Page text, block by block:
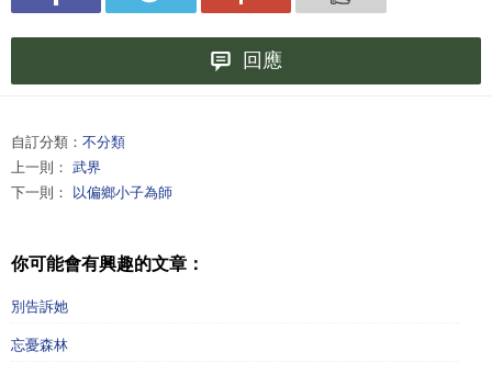
回應
自訂分類： 不分類
上一則： 武界
下一則：
以偏鄉小子為師
你可能會有興趣的文章：
別告訴她
忘憂森林